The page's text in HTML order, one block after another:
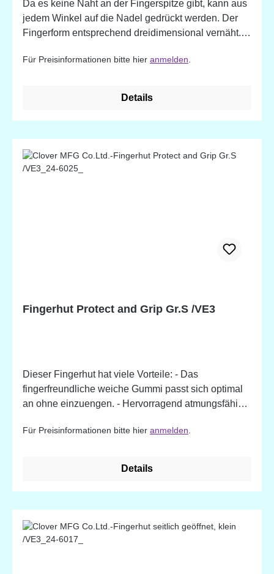
Da es keine Naht an der Fingerspitze gibt, kann aus
jedem Winkel auf die Nadel gedrückt werden. Der
Fingerform entsprechend dreidimensional vernäht.
Für Preisinformationen bitte hier anmelden
Details
Fingerhut Protect and Grip Gr.S /VE3
Dieser Fingerhut hat viele Vorteile: - Das
fingerfreundliche weiche Gummi passt sich optimal
an ohne einzuengen. - Hervorragend atmungsfähig
leichter als ein Fingerhut komplett aus Metall -
gedrückt werden kann. Erhältlich in 3 verschiedenen
Für Preisinformationen bitte hier anmelden
Details